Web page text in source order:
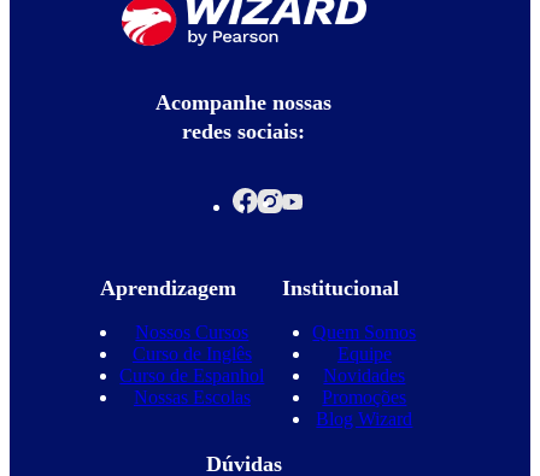
Acompanhe nossas
redes sociais:
Aprendizagem
Nossos Cursos
Curso de Inglês
Curso de Espanhol
Nossas Escolas
Institucional
Quem Somos
Equipe
Novidades
Promoções
Blog Wizard
Dúvidas